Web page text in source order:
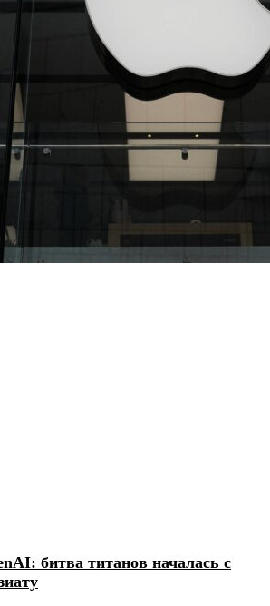
битва титанов началась с